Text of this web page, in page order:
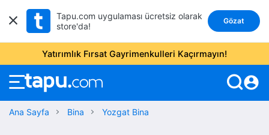
Tapu.com uygulaması ücretsiz olarak
store'da!
Gözat
Yatırımlık Fırsat Gayrimenkulleri Kaçırmayın!
account_circle
Ana Sayfa Bina Yozgat Bina